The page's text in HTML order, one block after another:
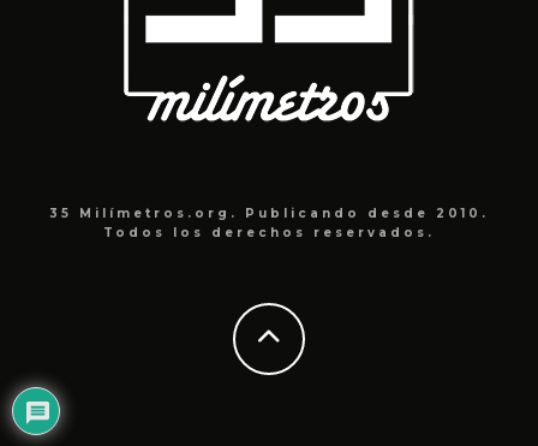
35 Milímetros.org. Publicando desde 2010.
Todos los derechos reservados.